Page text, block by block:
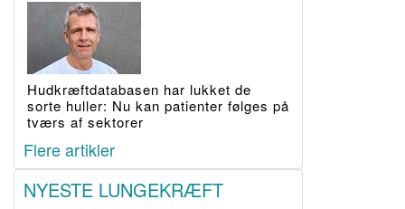
Hudkræftdatabasen har lukket de
sorte huller: Nu kan patienter følges på
tværs af sektorer
Flere artikler
NYESTE LUNGEKRÆFT